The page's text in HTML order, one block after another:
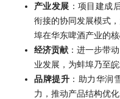
产业发展 ：项目建成
衔接的协同发展模式
埠在华东啤酒产业的核
经济贡献 ：进一步带
业发展，为蚌埠乃至
品牌提升 ：助力华润
力，推动产品结构优化